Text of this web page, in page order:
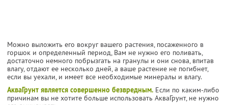
Можно выложить его вокруг вашего растения, посаженного в
горшок и определенный период, Вам не нужно его поливать,
достаточно немного побрызгать на гранулы и они снова, впитав
влагу, отдают ее несколько дней, а ваше растение не погибнет,
если вы уехали, и имеет все необходимые минералы и влагу.
АкваГрунт является совершенно безвредным. Если по каким-либо
причинам вы не хотите больше использовать АкваГрунт, не нужно